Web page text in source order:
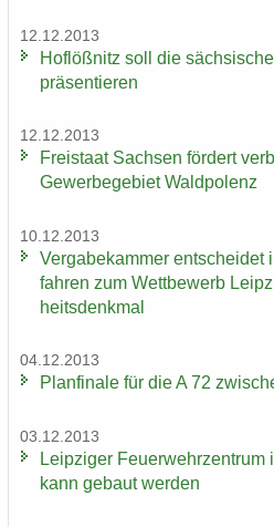
12.12.2013
Hof­löß­nitz soll die
prä­sen­tie­ren
12.12.2013
Frei­staat Sach­sen för­dert
Ge­wer­be­ge­biet Wald­po­lenz
10.12.2013
Ver­ga­be­kam­mer
fah­ren zum Wett­be­werb
heits­denk­mal
04.12.2013
Plan­fi­na­le für die A 72
03.12.2013
Leip­zi­ger
kann ge­baut wer­den